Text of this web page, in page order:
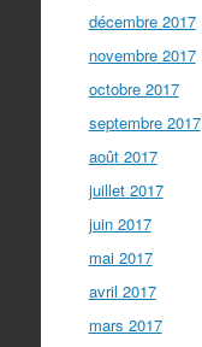
décembre 2017
novembre 2017
octobre 2017
septembre 2017
août 2017
juillet 2017
juin 2017
mai 2017
avril 2017
mars 2017